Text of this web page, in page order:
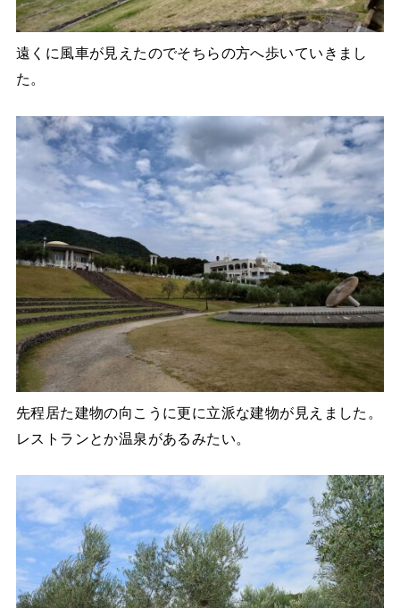
遠くに風車が見えたのでそちらの方へ歩いていきまし
た。
先程居た建物の向こうに更に立派な建物が見えました。
レストランとか温泉があるみたい。